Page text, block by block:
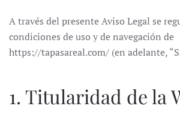
A través del presente Aviso Legal se
condiciones de uso y de navegación de
https://tapasareal.com/ (en adelante,
1. Titularidad de la